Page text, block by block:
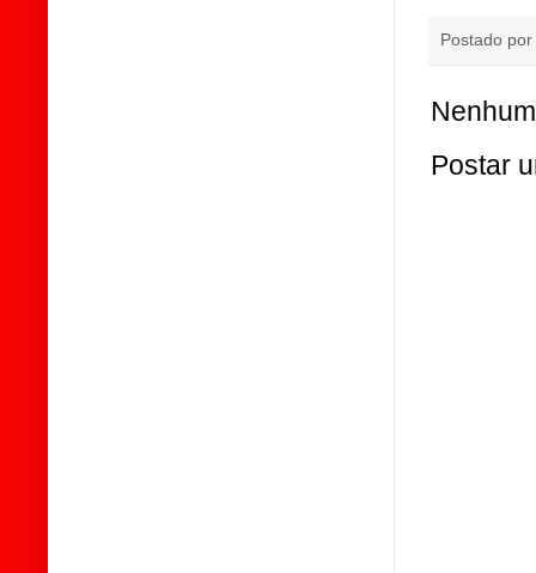
Postado por
Postar